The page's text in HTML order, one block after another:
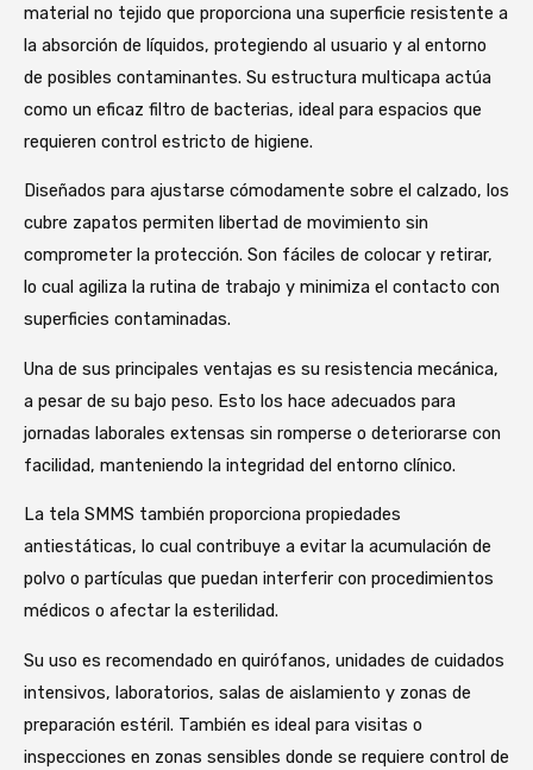
material no tejido que proporciona una superficie resistente a
la absorción de líquidos, protegiendo al usuario y al entorno
de posibles contaminantes. Su estructura multicapa actúa
como un eficaz filtro de bacterias, ideal para espacios que
requieren control estricto de higiene.
Diseñados para ajustarse cómodamente sobre el calzado, los
cubre zapatos permiten libertad de movimiento sin
comprometer la protección. Son fáciles de colocar y retirar,
lo cual agiliza la rutina de trabajo y minimiza el contacto con
superficies contaminadas.
Una de sus principales ventajas es su resistencia mecánica,
a pesar de su bajo peso. Esto los hace adecuados para
jornadas laborales extensas sin romperse o deteriorarse con
facilidad, manteniendo la integridad del entorno clínico.
La tela SMMS también proporciona propiedades
antiestáticas, lo cual contribuye a evitar la acumulación de
polvo o partículas que puedan interferir con procedimientos
médicos o afectar la esterilidad.
Su uso es recomendado en quirófanos, unidades de cuidados
intensivos, laboratorios, salas de aislamiento y zonas de
preparación estéril. También es ideal para visitas o
inspecciones en zonas sensibles donde se requiere control de